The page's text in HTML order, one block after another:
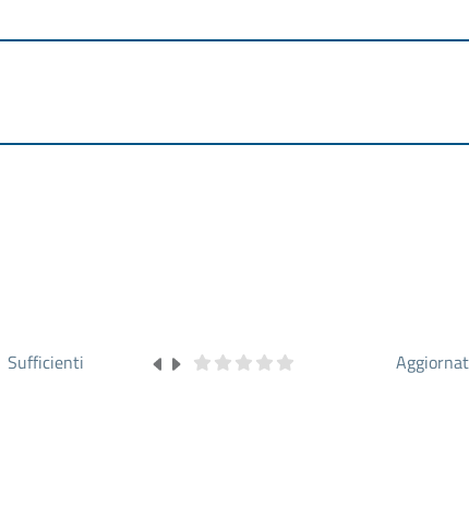
Sufficienti